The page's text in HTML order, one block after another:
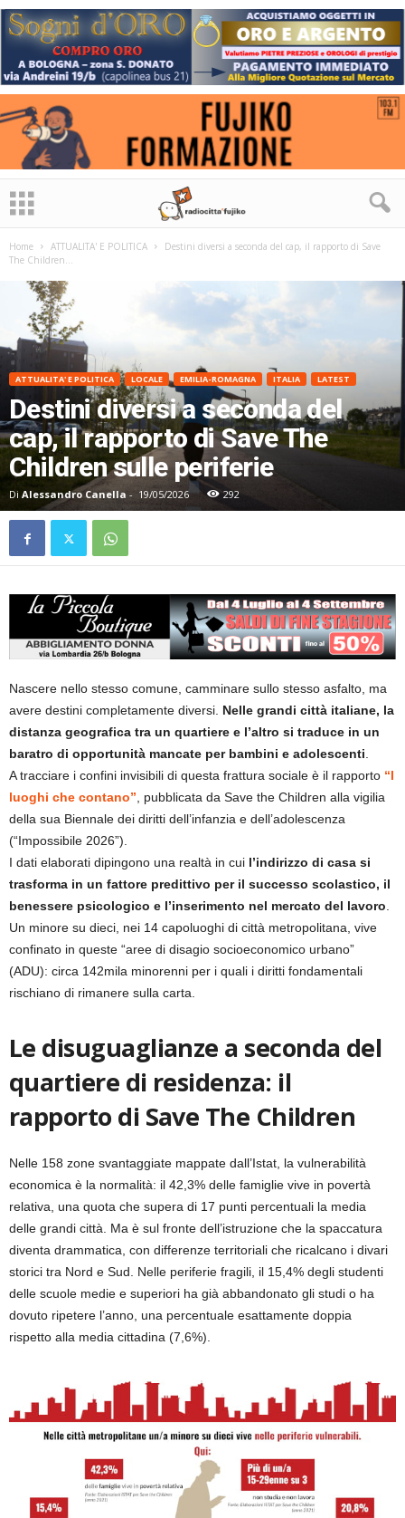
Home ATTUALITA' E POLITICA
Destini diversi a seconda del cap, il rapporto di Save
The Children...
ATTUALITA' E POLITICA LOCALE EMILIA-ROMAGNA ITALIA LATEST
Destini diversi a seconda del
cap, il rapporto di Save The
Children sulle periferie
Di Alessandro Canella - 19/05/2026 292
Nascere nello stesso comune, camminare sullo stesso asfalto, ma
avere destini completamente diversi. Nelle grandi città italiane, la
distanza geografica tra un quartiere e l’altro si traduce in un
baratro di opportunità mancate per bambini e adolescenti.
A tracciare i confini invisibili di questa frattura sociale è il rapporto “I
luoghi che contano”, pubblicata da Save the Children alla vigilia
della sua Biennale dei diritti dell’infanzia e dell’adolescenza
(“Impossibile 2026”).
I dati elaborati dipingono una realtà in cui l’indirizzo di casa si
trasforma in un fattore predittivo per il successo scolastico, il
benessere psicologico e l’inserimento nel mercato del lavoro.
Un minore su dieci, nei 14 capoluoghi di città metropolitana, vive
confinato in queste “aree di disagio socioeconomico urbano”
(ADU): circa 142mila minorenni per i quali i diritti fondamentali
rischiano di rimanere sulla carta.
Le disuguaglianze a seconda del
quartiere di residenza: il
rapporto di Save The Children
Nelle 158 zone svantaggiate mappate dall’Istat, la vulnerabilità
economica è la normalità: il 42,3% delle famiglie vive in povertà
relativa, una quota che supera di 17 punti percentuali la media
delle grandi città. Ma è sul fronte dell’istruzione che la spaccatura
diventa drammatica, con differenze territoriali che ricalcano i divari
storici tra Nord e Sud. Nelle periferie fragili, il 15,4% degli studenti
delle scuole medie e superiori ha già abbandonato gli studi o ha
dovuto ripetere l’anno, una percentuale esattamente doppia
rispetto alla media cittadina (7,6%).